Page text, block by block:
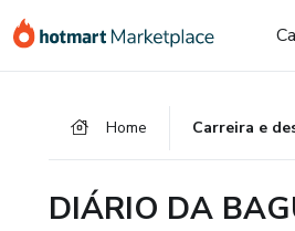
para
para
para
Home Carreira e
DIÁRIO DA